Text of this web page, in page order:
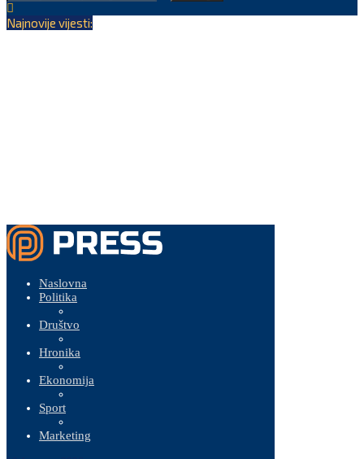
Najnovije vijesti:
Naslovna
Politika
Društvo
Hronika
Ekonomija
Sport
Marketing